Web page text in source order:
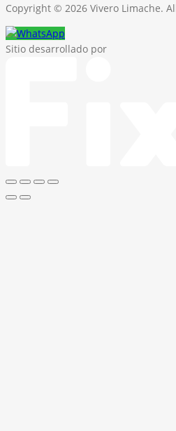
Copyright © 2026 Vivero Limache.
Sitio desarrollado por